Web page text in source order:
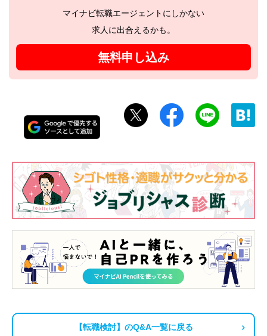
マイナビ転職エージェントにしかない
求人に出合えるかも。
無料申し込み
【転職検討】のQ&A一覧に戻る